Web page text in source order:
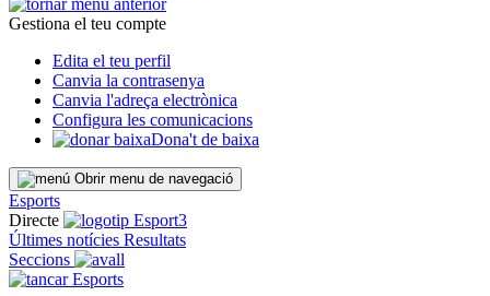
Gestiona el teu compte
Edita el teu perfil
Canvia la contrasenya
Canvia l'adreça electrònica
Configura les comunicacions
Dona't de baixa
Obrir menu de navegació
Esports
Directe
Últimes notícies Resultats
Seccions
Esports